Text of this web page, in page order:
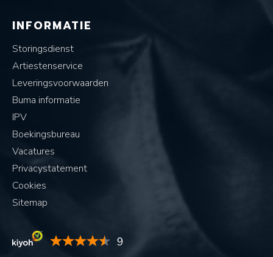
INFORMATIE
Storingsdienst
Artiestenservice
Leveringsvoorwaarden
Buma informatie
IPV
Boekingsbureau
Vacatures
Privacystatement
Cookies
Sitemap
9